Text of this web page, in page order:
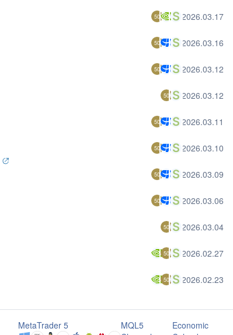
50 2026.03.17
50 2026.03.16
50 2026.03.12
50 2026.03.12
50 2026.03.11
50 2026.03.10
50 2026.03.09
50 2026.03.06
50 2026.03.04
50 2026.02.27
50 2026.02.23
MetaTrader 5
MQL5
Economic